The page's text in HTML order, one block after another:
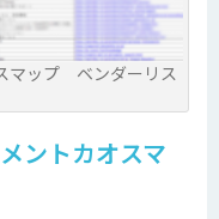
マップ ベンダーリス
ントカオスマ